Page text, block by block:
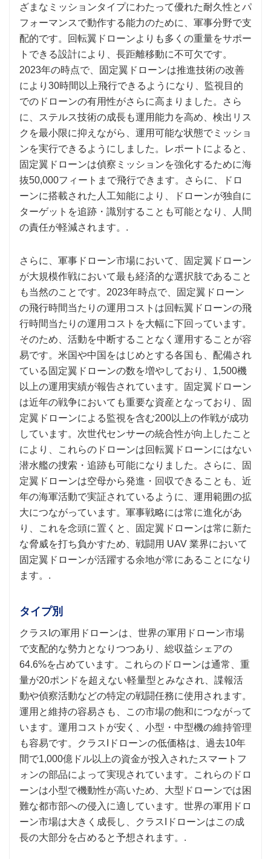
ざまなミッションタイプにわたって優れた耐久性とパ
フォーマンスで動作する能力のために、軍事分野で支
配的です。回転翼ドローンよりも多くの重量をサポー
トできる設計により、長距離移動に不可欠です。
2023年の時点で、固定翼ドローンは推進技術の改善
により30時間以上飛行できるようになり、監視目的
でのドローンの有用性がさらに高まりました。さら
に、ステルス技術の成長も運用能力を高め、検出リス
クを最小限に抑えながら、運用可能な状態でミッショ
ンを実行できるようにしました。レポートによると、
固定翼ドローンは偵察ミッションを強化するために海
抜50,000フィートまで飛行できます。さらに、ドロ
ーンに搭載された人工知能により、ドローンが独自に
ターゲットを追跡・識別することも可能となり、人間
の責任が軽減されます。.
さらに、軍事ドローン市場において、固定翼ドローン
が大規模作戦において最も経済的な選択肢であること
も当然のことです。2023年時点で、固定翼ドローン
の飛行時間当たりの運用コストは回転翼ドローンの飛
行時間当たりの運用コストを大幅に下回っています。
そのため、活動を中断することなく運用することが容
易です。米国や中国をはじめとする各国も、配備され
ている固定翼ドローンの数を増やしており、1,500機
以上の運用実績が報告されています。固定翼ドローン
は近年の戦争においても重要な資産となっており、固
定翼ドローンによる監視を含む200以上の作戦が成功
しています。次世代センサーの統合性が向上したこと
により、これらのドローンは回転翼ドローンにはない
潜水艦の捜索・追跡も可能になりました。さらに、固
定翼ドローンは空母から発進・回収できることも、近
年の海軍活動で実証されているように、運用範囲の拡
大につながっています。軍事戦略には常に進化があ
り、これを念頭に置くと、固定翼ドローンは常に新た
な脅威を打ち負かすため、戦闘用 UAV 業界において
固定翼ドローンが活躍する余地が常にあることになり
ます。.
タイプ別
クラスIの軍用ドローンは、世界の軍用ドローン市場
で支配的な勢力となりつつあり、総収益シェアの
64.6%を占めています。これらのドローンは通常、重
量が20ポンドを超えない軽量型とみなされ、諜報活
動や偵察活動などの特定の戦闘任務に使用されます。
運用と維持の容易さも、この市場の飽和につながって
います。運用コストが安く、小型・中型機の維持管理
も容易です。クラスIドローンの低価格は、過去10年
間で1,000億ドル以上の資金が投入されたスマートフ
ォンの部品によって実現されています。これらのドロ
ーンは小型で機動性が高いため、大型ドローンでは困
難な都市部への侵入に適しています。世界の軍用ドロ
ーン市場は大きく成長し、クラスIドローンはこの成
長の大部分を占めると予想されます。.